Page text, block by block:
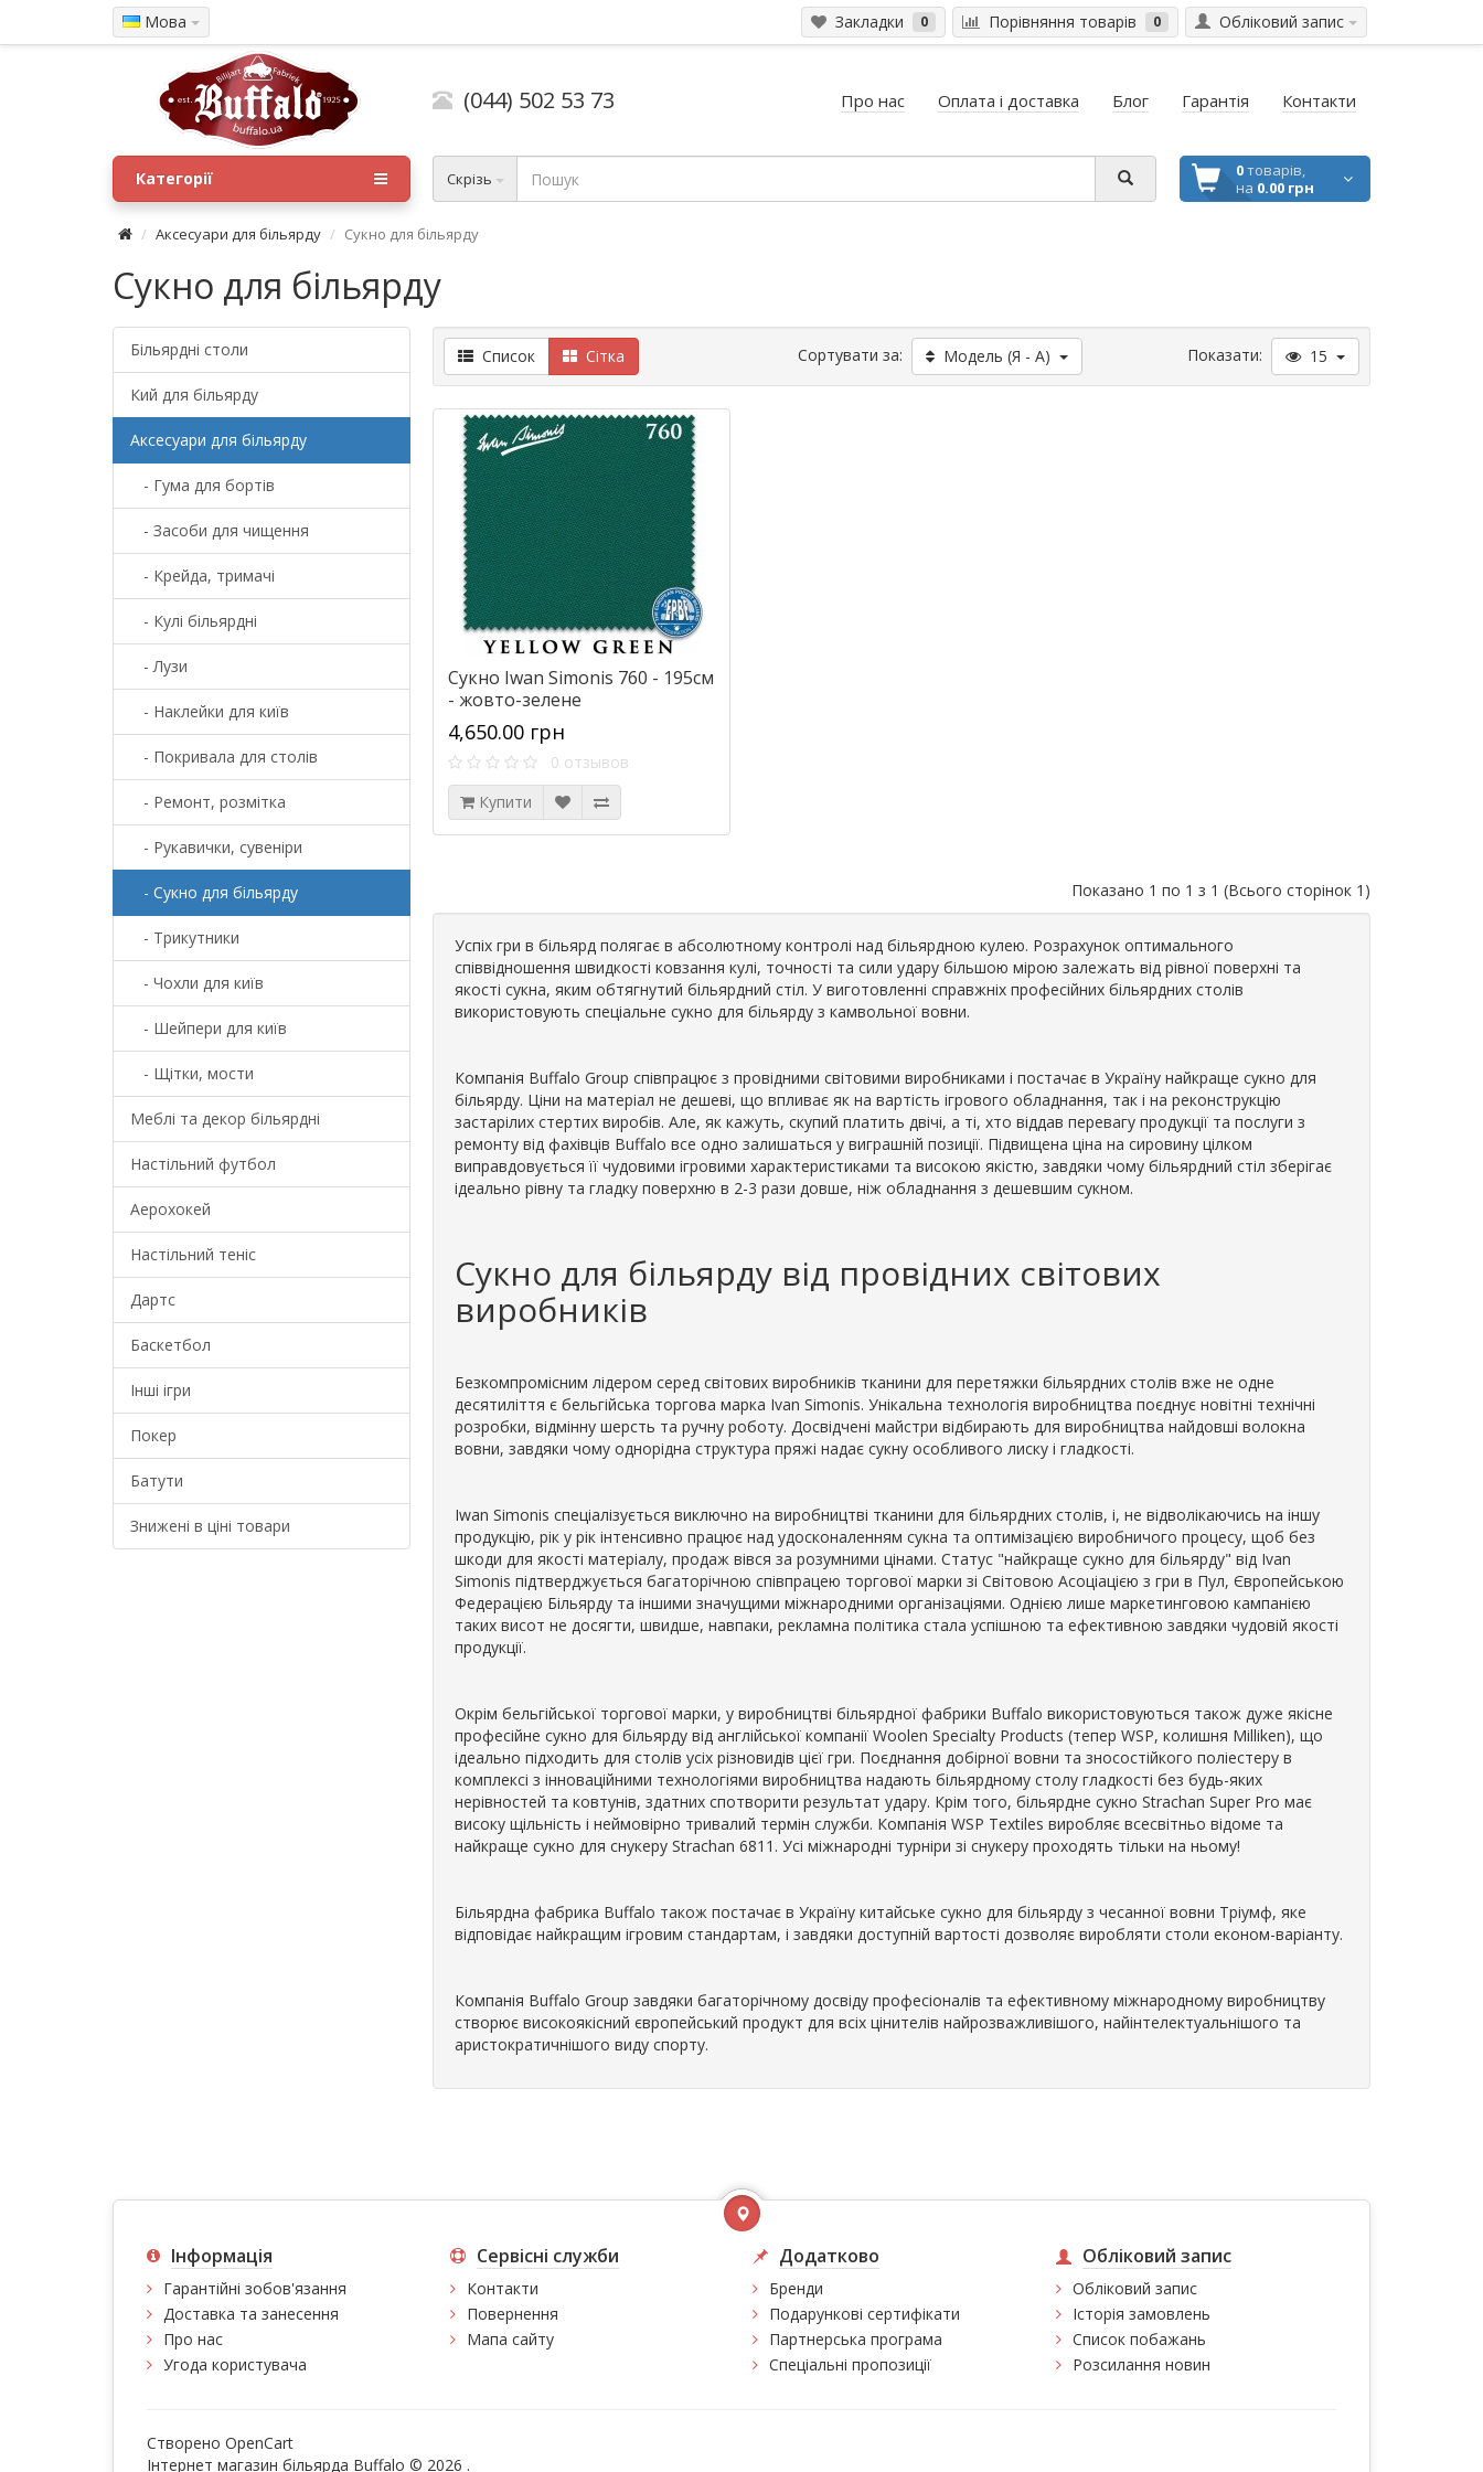
Мова Обліковий запис
Закладки 0 Порівняння товарів 0
(044) 502 53 73 Про нас Оплата і доставка Блог Гарантія Контакти
Скрізь 0товарів,
на 0.00 грн
Категорії
Аксесуари для більярду Сукно для більярду
Сукно для більярду
Більярдні столи
Кий для більярду
Аксесуари для більярду
- Гума для бортів
- Засоби для чищення
- Крейда, тримачі
- Кулі більярдні
- Лузи
- Наклейки для київ
- Покривала для столів
- Ремонт, розмітка
- Рукавички, сувеніри
- Сукно для більярду
- Трикутники
- Чохли для київ
- Шейпери для київ
- Щітки, мости
Меблі та декор більярдні
Настільний футбол
Аерохокей
Настільний теніс
Дартс
Баскетбол
Інші ігри
Покер
Батути
Знижені в ціні товари
Список Сітка Сортувати за: Модель (Я - A) Показати: 15
Сукно Iwan Simonis 760 - 195см
- жовто-зелене
4,650.00 грн
0 отзывов
Купити
Показано 1 по 1 з 1 (Всього сторінок 1)
Успіх гри в більярд полягає в абсолютному контролі над більярдною кулею. Розрахунок оптимального
співвідношення швидкості ковзання кулі, точності та сили удару більшою мірою залежать від рівної поверхні та
якості сукна, яким обтягнутий більярдний стіл. У виготовленні справжніх професійних більярдних столів
використовують спеціальне сукно для більярду з камвольної вовни.
Компанія Buffalo Group співпрацює з провідними світовими виробниками і постачає в Україну найкраще сукно для
більярду. Ціни на матеріал не дешеві, що впливає як на вартість ігрового обладнання, так і на реконструкцію
застарілих стертих виробів. Але, як кажуть, скупий платить двічі, а ті, хто віддав перевагу продукції та послуги з
ремонту від фахівців Buffalo все одно залишаться у виграшній позиції. Підвищена ціна на сировину цілком
виправдовується її чудовими ігровими характеристиками та високою якістю, завдяки чому більярдний стіл зберігає
ідеально рівну та гладку поверхню в 2-3 рази довше, ніж обладнання з дешевшим сукном.
Сукно для більярду від провідних світових
виробників
Безкомпромісним лідером серед світових виробників тканини для перетяжки більярдних столів вже не одне
десятиліття є бельгійська торгова марка Ivan Simonis. Унікальна технологія виробництва поєднує новітні технічні
розробки, відмінну шерсть та ручну роботу. Досвідчені майстри відбирають для виробництва найдовші волокна
вовни, завдяки чому однорідна структура пряжі надає сукну особливого лиску і гладкості.
Iwan Simonis спеціалізується виключно на виробництві тканини для більярдних столів, і, не відволікаючись на іншу
продукцію, рік у рік інтенсивно працює над удосконаленням сукна та оптимізацією виробничого процесу, щоб без
шкоди для якості матеріалу, продаж вівся за розумними цінами. Статус "найкраще сукно для більярду" від Ivan
Simonis підтверджується багаторічною співпрацею торгової марки зі Світовою Асоціацією з гри в Пул, Європейською
Федерацією Більярду та іншими значущими міжнародними організаціями. Однією лише маркетинговою кампанією
таких висот не досягти, швидше, навпаки, рекламна політика стала успішною та ефективною завдяки чудовій якості
продукції.
Окрім бельгійської торгової марки, у виробництві більярдної фабрики Buffalo використовуються також дуже якісне
професійне сукно для більярду від англійської компанії Woolen Specialty Products (тепер WSP, колишня Milliken), що
ідеально підходить для столів усіх різновидів цієї гри. Поєднання добірної вовни та зносостійкого поліестеру в
комплексі з інноваційними технологіями виробництва надають більярдному столу гладкості без будь-яких
нерівностей та ковтунів, здатних спотворити результат удару. Крім того, більярдне сукно Strachan Super Pro має
високу щільність і неймовірно тривалий термін служби. Компанія WSP Textiles виробляє всесвітньо відоме та
найкраще сукно для снукеру Strachan 6811. Усі міжнародні турніри зі снукеру проходять тільки на ньому!
Більярдна фабрика Buffalo також постачає в Україну китайське сукно для більярду з чесанної вовни Тріумф, яке
відповідає найкращим ігровим стандартам, і завдяки доступній вартості дозволяє виробляти столи економ-варіанту.
Компанія Buffalo Group завдяки багаторічному досвіду професіоналів та ефективному міжнародному виробництву
створює високоякісний європейський продукт для всіх цінителів найрозважливішого, найінтелектуальнішого та
аристократичнішого виду спорту.
Інформація
Гарантійні зобов'язання
Доставка та занесення
Про нас
Угода користувача
Сервісні служби
Контакти
Повернення
Мапа сайту
Додатково
Бренди
Подарункові сертифікати
Партнерська програма
Спеціальні пропозиції
Обліковий запис
Обліковий запис
Історія замовлень
Список побажань
Розсилання новин
Створено OpenCart
Інтернет магазин більярда Buffalo © 2026 .